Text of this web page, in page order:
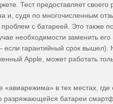
Тест предоставляет своего
и, судя по многочисленным
с батареей. Это также
необходимости заменить
если гарантийный срок вышел).
Apple, может работать
«авиарежима» в тех местах, где
разряжающейся батареи